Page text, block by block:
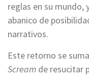
reglas en su mundo,
abanico de
narrativos.
Este retorno se
Scream de resucitar